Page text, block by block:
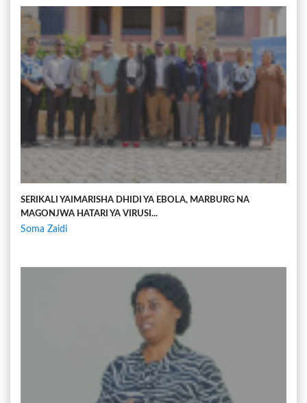
SERIKALI YAIMARISHA DHIDI YA EBOLA, MARBURG NA
MAGONJWA HATARI YA VIRUSI...
Soma Zaidi